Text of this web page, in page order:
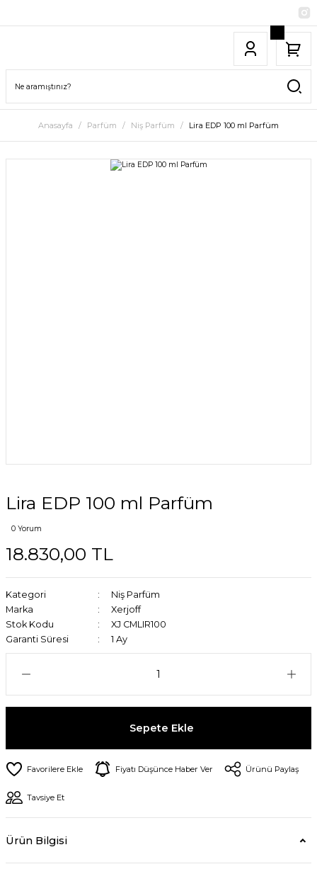
Anasayfa Parfüm Niş Parfüm Lira EDP 100 ml Parfüm
Lira EDP 100 ml Parfüm
0 Yorum
18.830,00 TL
Kategori
Niş Parfüm
Marka
Xerjoff
Stok Kodu
XJ CMLIR100
Garanti Süresi
1 Ay
Sepete Ekle
Fiyatı Düşünce Haber Ver Ürünü Paylaş
Tavsiye Et
Ürün Bilgisi